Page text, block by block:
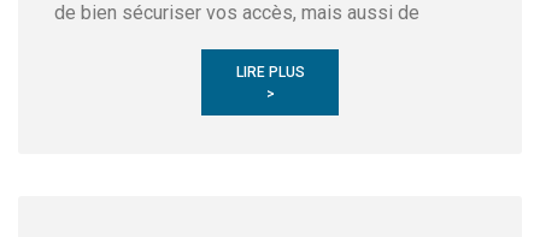
de bien sécuriser vos accès, mais aussi de
LIRE PLUS
>